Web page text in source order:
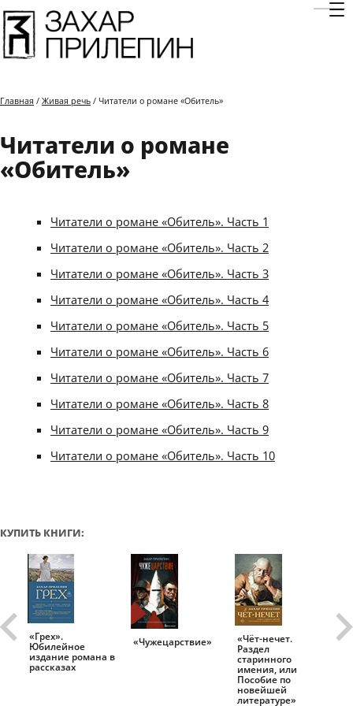
Главная / Живая речь / Читатели о романе «Обитель»
Читатели о романе
«Обитель»
Читатели о романе «Обитель». Часть 1
Читатели о романе «Обитель». Часть 2
Читатели о романе «Обитель». Часть 3
Читатели о романе «Обитель». Часть 4
Читатели о романе «Обитель». Часть 5
Читатели о романе «Обитель». Часть 6
Читатели о романе «Обитель». Часть 7
Читатели о романе «Обитель». Часть 8
Читатели о романе «Обитель». Часть 9
Читатели о романе «Обитель». Часть 10
КУПИТЬ КНИГИ:
«Грех».
Юбилейное
издание романа в
рассказах
«Чужецарствие» «Чёт-нечет.
Раздел
старинного
имения, или
Пособие по
новейшей
литературе»